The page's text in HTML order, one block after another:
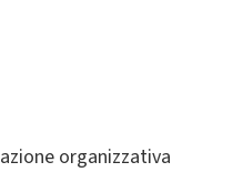
organizzativa